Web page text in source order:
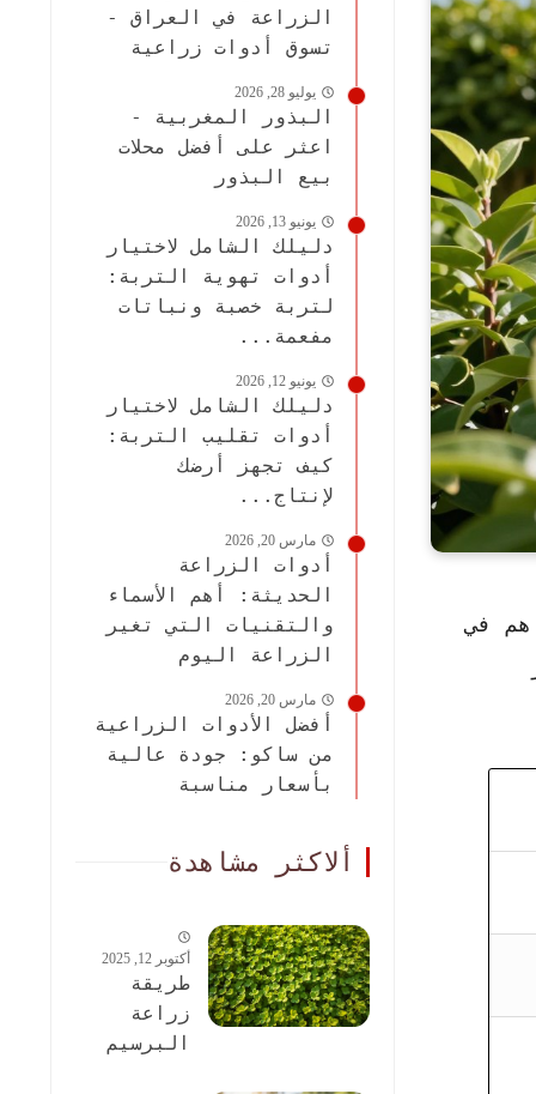
في
الزراعة في العراق -
تسوق أدوات زراعية
يوليو 28, 2026
البذور المغربية -
اعثر على أفضل محلات
بيع البذور
يونيو 13, 2026
دليلك الشامل لاختيار
أدوات تهوية التربة:
لتربة خصبة ونباتات
مفعمة...
يونيو 12, 2026
دليلك الشامل لاختيار
أدوات تقليب التربة:
كيف تجهز أرضك
لإنتاج...
مارس 20, 2026
أدوات الزراعة
الحديثة: أهم الأسماء
والتقنيات التي تغير
الزراعة اليوم
مارس 20, 2026
أفضل الأدوات الزراعية
من ساكو: جودة عالية
بأسعار مناسبة
ألاكثر مشاهدة
أكتوبر 12, 2025
طريقة
زراعة
البرسيم